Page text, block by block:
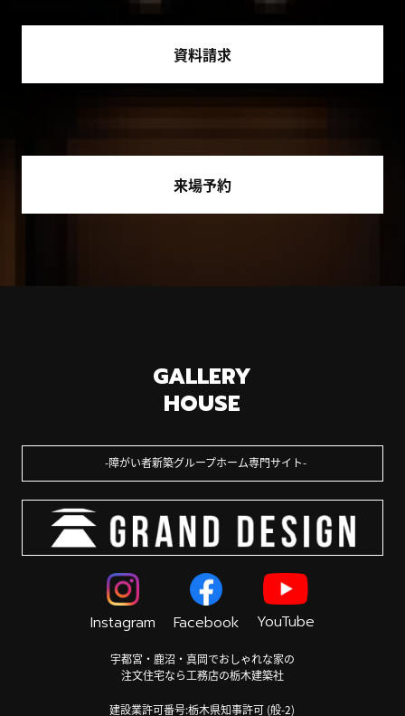
資料請求
来場予約
GALLERY
HOUSE
障がい者新築グループホーム専門サイト
Instagram Facebook YouTube
宇都宮・鹿沼・真岡でおしゃれな家の
注文住宅なら工務店の栃木建築社
建設業許可番号:栃木県知事許可 (般-2)